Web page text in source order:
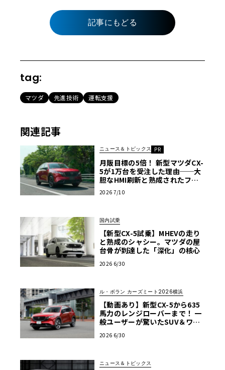
記事にもどる
tag:
マツダ 先進技術 運転支援
関連記事
ニュース＆トピックス PR
月販目標の5倍！ 新型マツダCX-
5が1万台を受注した理由──大
胆なHMI刷新と熟成されたフッ
トワーク
2026 7/10
国内試乗
【新型CX-5試乗】MHEVの走り
と熟成のシャシー。マツダの屋
台骨が到達した「深化」の核心
2026 6/30
ル・ボラン カーズミート2026横浜
【動画あり】新型CX-5から635
馬力のレンジローバーまで！ 一
般ユーザーが驚いたSUV＆ワゴ
ーズミート2026横浜】
2026 6/30
ニュース＆トピックス